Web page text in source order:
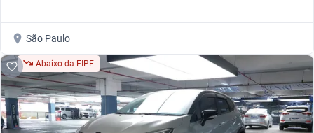
São Paulo
Abaixo da FIPE